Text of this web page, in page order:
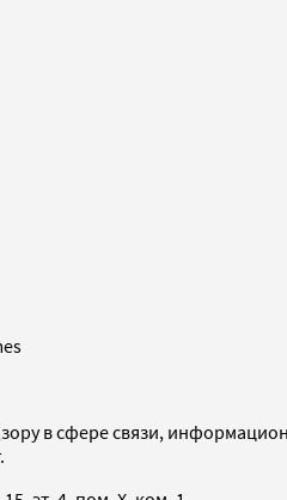
в сфере связи,